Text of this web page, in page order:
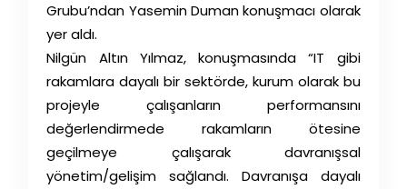
Grubu’ndan Yasemin Duman konuşmacı olarak
yer aldı.
Nilgün Altın Yılmaz, konuşmasında “IT gibi
rakamlara dayalı bir sektörde, kurum olarak bu
projeyle çalışanların performansını
değerlendirmede rakamların ötesine
geçilmeye çalışarak davranışsal
yönetim/gelişim sağlandı. Davranışa dayalı